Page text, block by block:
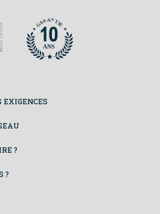
IE GAR AN TIE
ANS
EXIGENCES
?
?